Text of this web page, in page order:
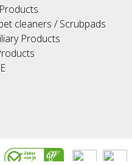
cleaners / Scrubpads
Products